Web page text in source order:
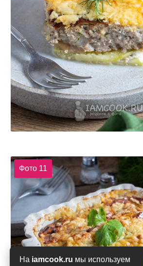
На iamcook.ru мы используем
Фото 11